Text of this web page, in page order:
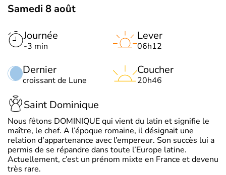
Samedi 8 août
Journée
-3 min
Dernier
croissant de Lune
Lever
06h12
Coucher
20h46
Saint Dominique
Nous fêtons DOMINIQUE qui vient du latin et signifie le
maître, le chef. A l’époque romaine, il désignait une
relation d’appartenance avec l’empereur. Son succès lui a
permis de se répandre dans toute l’Europe latine.
Actuellement, c’est un prénom mixte en France et devenu
très rare.